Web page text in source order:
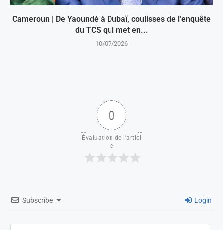
Cameroun | De Yaoundé à Dubaï, coulisses de l’enquête
du TCS qui met en...
10/07/2026
0
Évaluation de l'articl
e
Subscribe Login